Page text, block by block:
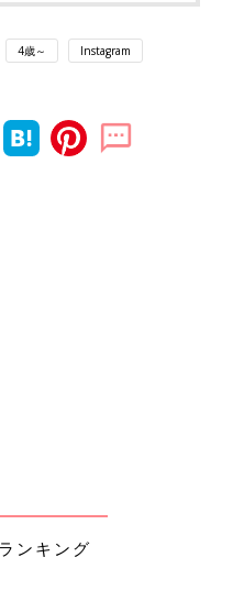
4歳～ Instagram
ンキング